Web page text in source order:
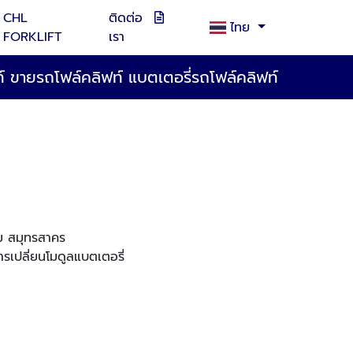
CHL
FORKLIFT
ติดต่อ
เรา
ไทย
ขายรถโฟล์คลิฟท์ แบตเตอรี่รถโฟล์คลิฟท์
สมุทรสาคร
เปลี่ยนโมดูลแบตเตอรี่